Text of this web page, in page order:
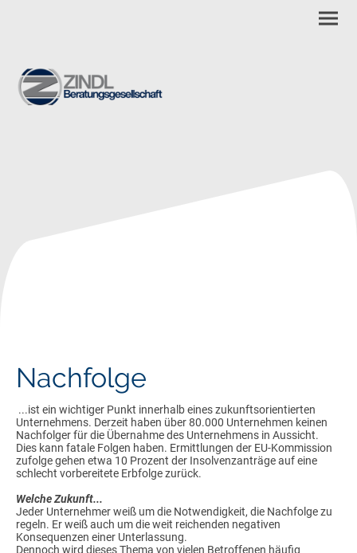
Nachfolge
...ist ein wichtiger Punkt innerhalb eines zukunftsorientierten
Unternehmens. Derzeit haben über 80.000 Unternehmen keinen
Nachfolger für die Übernahme des Unternehmens in Aussicht.
Dies kann fatale Folgen haben. Ermittlungen der EU-Kommission
zufolge gehen etwa 10 Prozent der Insolvenzanträge auf eine
schlecht vorbereitete Erbfolge zurück.
Welche Zukunft...
Jeder Unternehmer weiß um die Notwendigkeit, die Nachfolge zu
regeln. Er weiß auch um die weit reichenden negativen
Konsequenzen einer Unterlassung.
Dennoch wird dieses Thema von vielen Betroffenen häufig